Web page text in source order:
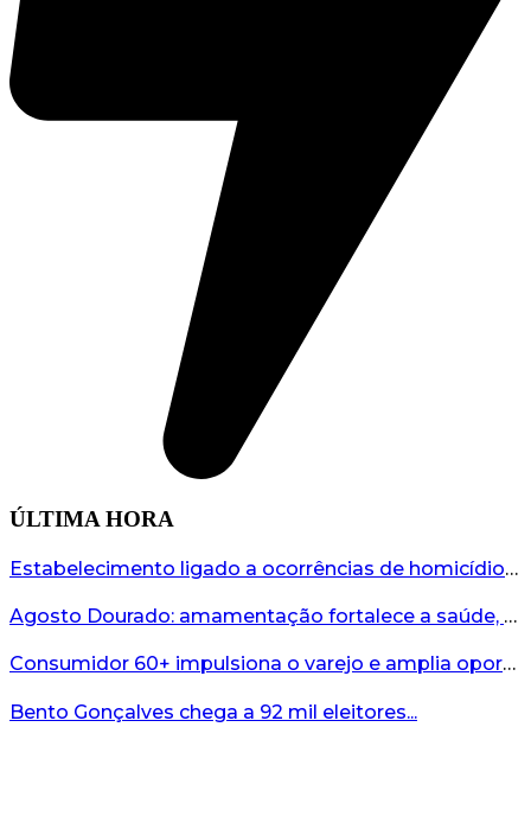
ÚLTIMA HORA
Estabelecimento ligado a ocorrências de homicídio é interditado durante fiscalização em Bento...
Agosto Dourado: amamentação fortalece a saúde, o desenvolvimento e os vínculos...
Consumidor 60+ impulsiona o varejo e amplia oportunidades para o comércio ...
Bento Gonçalves chega a 92 mil eleitores...